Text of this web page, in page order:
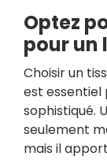
Optez
pour un
Choisir un
est essentiel
sophistiqué.
seulement
mais il